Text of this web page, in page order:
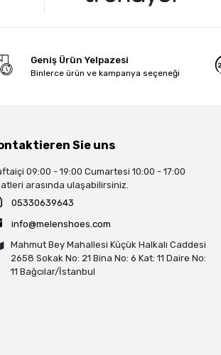
Geniş Ürün Yelpazesi
Binlerce ürün ve kampanya seçeneği
Sie uns
09:00 - 19:00 Cumartesi 10:00 - 17:00
arasında ulaşabilirsiniz.
05330639643
info@melenshoes.com
Mahmut Bey Mahallesi Küçük Halkalı Caddesi
2658 Sokak No: 21 Bina No: 6 Kat: 11 Daire No:
11 Bağcılar/İstanbul